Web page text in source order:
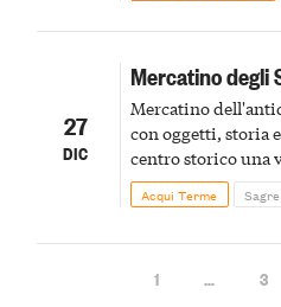
27
DIC
Mercatino degli
Mercatino
con oggetti, storia
centro storico una
materiale e alla
Acqui Terme
1 … 3